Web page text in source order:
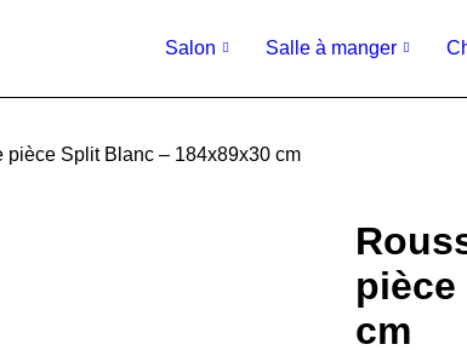
Salon Salle à manger
pièce Split Blanc – 184x89x30 cm
pièce
cm